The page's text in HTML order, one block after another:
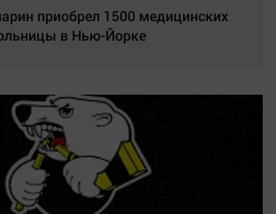
приобрел 1500 медицинских
в Нью-Йорке